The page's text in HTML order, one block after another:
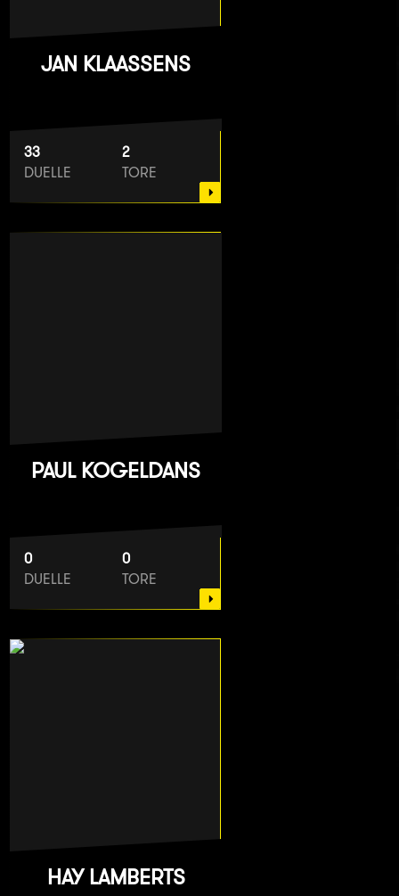
JAN KLAASSENS
33
DUELLE
2
TORE
PAUL KOGELDANS
0
DUELLE
0
TORE
HAY LAMBERTS